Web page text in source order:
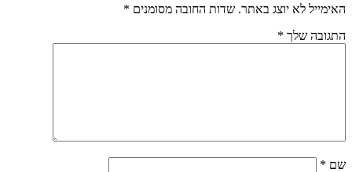
האימייל לא יוצג באתר. שדות החובה מסומנים *
התגובה שלך *
שם *